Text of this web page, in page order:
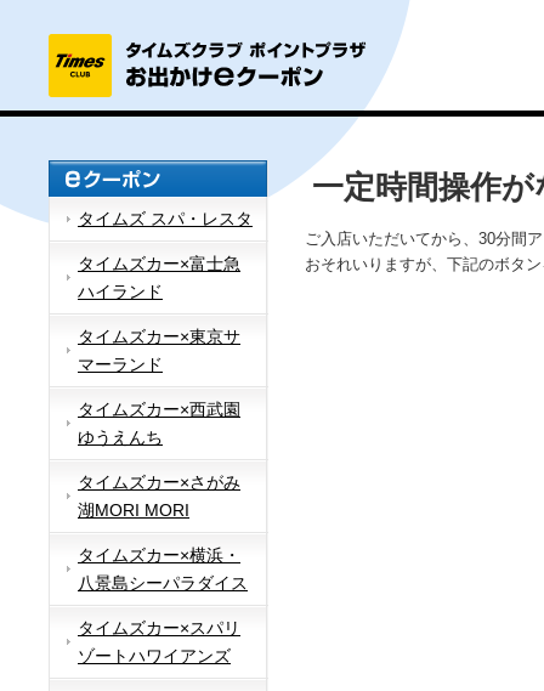
タイムズ スパ・レスタ
タイムズカー×富士急
ハイランド
タイムズカー×東京サ
マーランド
タイムズカー×西武園
ゆうえんち
タイムズカー×さがみ
湖MORI MORI
タイムズカー×横浜・
八景島シーパラダイス
タイムズカー×スパリ
ゾートハワイアンズ
一定時間操作
ご入店いただいてから、30分間
おそれいりますが、下記のボタ